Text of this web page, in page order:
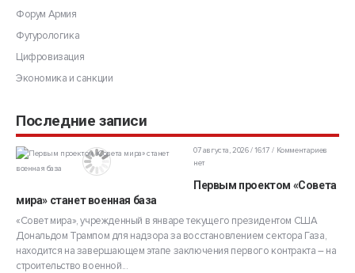
Форум Армия
Футурологика
Цифровизация
Экономика и санкции
Последние записи
07 августа, 2026 / 16:17
Комментариев
нет
Первым проектом «Совета
мира» станет военная база
«Совет мира», учрежденный в январе текущего президентом США
Дональдом Трампом для надзора за восстановлением сектора Газа,
находится на завершающем этапе заключения первого контракта – на
строительство военной...